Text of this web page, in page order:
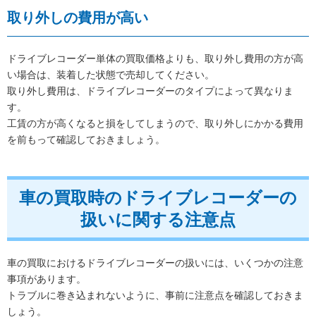
取り外しの費用が高い
ドライブレコーダー単体の買取価格よりも、取り外し費用の方が高
い場合は、装着した状態で売却してください。
取り外し費用は、ドライブレコーダーのタイプによって異なりま
す。
工賃の方が高くなると損をしてしまうので、取り外しにかかる費用
を前もって確認しておきましょう。
車の買取時のドライブレコーダーの
扱いに関する注意点
車の買取におけるドライブレコーダーの扱いには、いくつかの注意
事項があります。
トラブルに巻き込まれないように、事前に注意点を確認しておきま
しょう。